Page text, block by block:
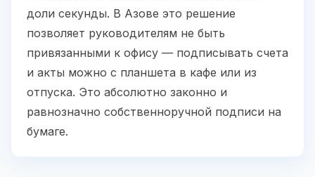
доли секунды. В Азове это решение
позволяет руководителям не быть
привязанными к офису — подписывать счета
и акты можно с планшета в кафе или из
отпуска. Это абсолютно законно и
равнозначно собственноручной подписи на
бумаге.